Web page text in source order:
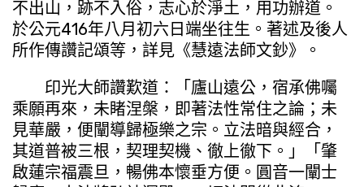
不出山，跡不入俗，志心於淨土，用功辦道。
於公元416年八月初六日端坐往生。著述及後人
所作傳讚記頌等，詳見《慧遠法師文鈔》。
印光大師讚歎道：「廬山遠公，宿承佛囑
乘願再來，未睹涅槃，即著法性常住之論；未
見華嚴，便闡導歸極樂之宗。立法暗與經合，
其道普被三根，契理契機、徹上徹下。」「肇
啟蓮宗福震旦，暢佛本懷垂方便。圓音一闡士